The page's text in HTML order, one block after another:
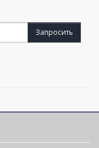
Запросить